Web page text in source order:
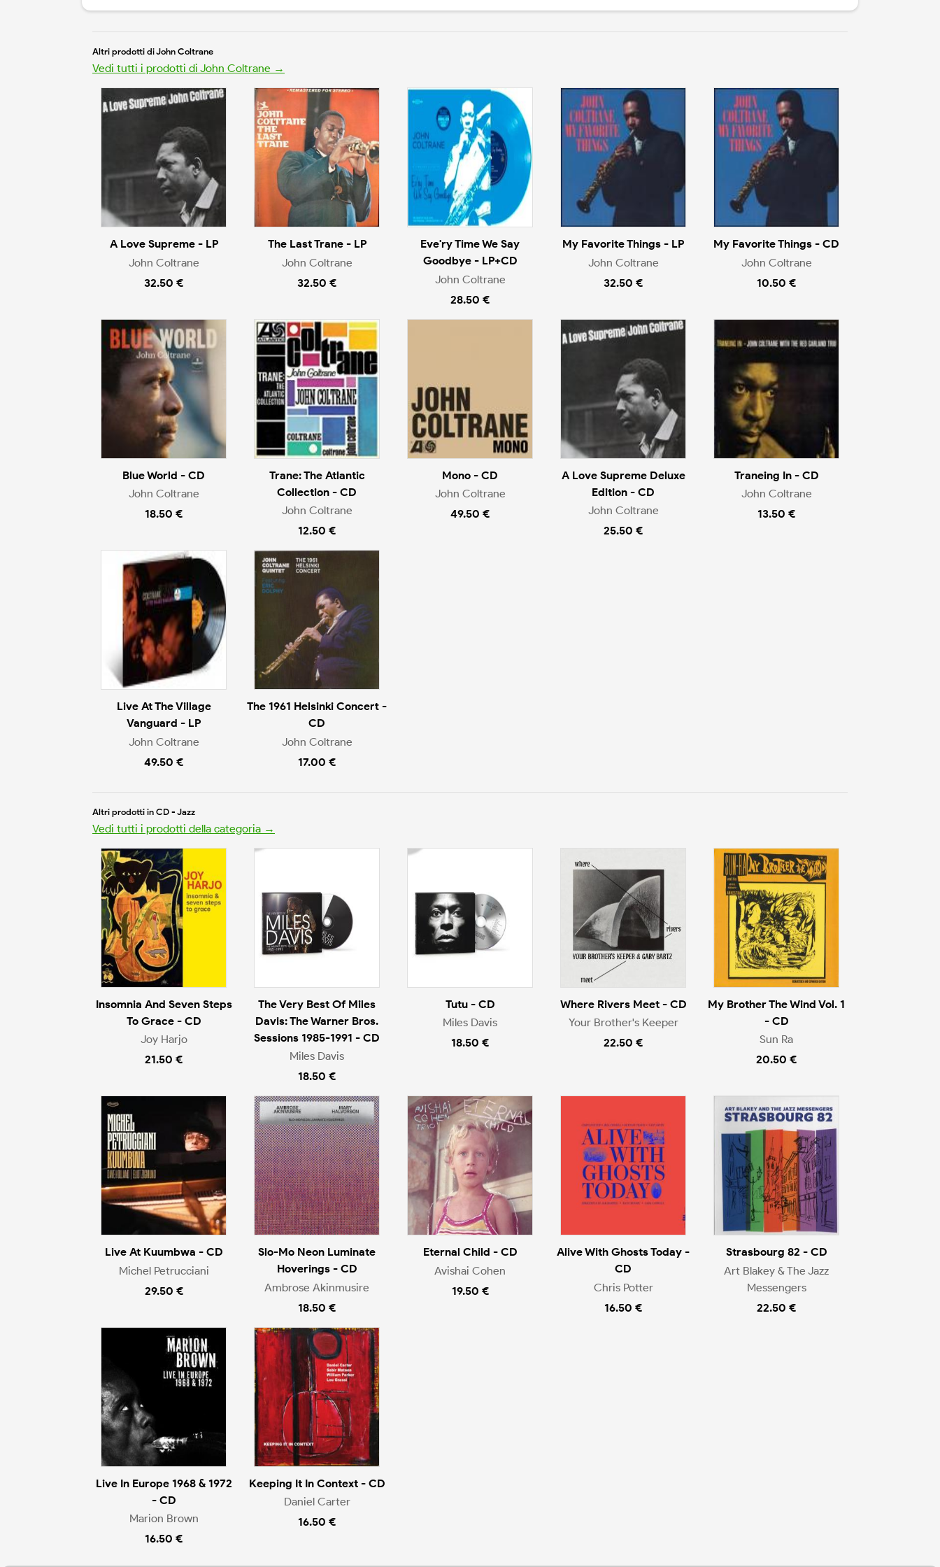
Altri prodotti di John Coltrane
Vedi tutti i prodotti di John Coltrane →
A Love Supreme - LP
John Coltrane
32.50 €
The Last Trane - LP
John Coltrane
32.50 €
Eve'ry Time We Say
Goodbye - LP+CD
John Coltrane
28.50 €
My Favorite Things - LP
John Coltrane
32.50 €
My Favorite Things - CD
John Coltrane
10.50 €
Blue World - CD
John Coltrane
18.50 €
Trane: The Atlantic
Collection - CD
John Coltrane
12.50 €
Mono - CD
John Coltrane
49.50 €
A Love Supreme Deluxe
Edition - CD
John Coltrane
25.50 €
Traneing In - CD
John Coltrane
13.50 €
Live At The Village
Vanguard - LP
John Coltrane
49.50 €
The 1961 Helsinki Concert -
CD
John Coltrane
17.00 €
Altri prodotti in CD - Jazz
Vedi tutti i prodotti della categoria →
Insomnia And Seven Steps
To Grace - CD
Joy Harjo
21.50 €
The Very Best Of Miles
Davis: The Warner Bros.
Sessions 1985-1991 - CD
Miles Davis
18.50 €
Tutu - CD
Miles Davis
18.50 €
Where Rivers Meet - CD
Your Brother's Keeper
22.50 €
My Brother The Wind Vol. 1
- CD
Sun Ra
20.50 €
Live At Kuumbwa - CD
Michel Petrucciani
29.50 €
Slo-Mo Neon Luminate
Hoverings - CD
Ambrose Akinmusire
18.50 €
Eternal Child - CD
Avishai Cohen
19.50 €
Alive With Ghosts Today -
CD
Chris Potter
16.50 €
Strasbourg 82 - CD
Art Blakey & The Jazz
Messengers
22.50 €
Live In Europe 1968 & 1972
- CD
Marion Brown
16.50 €
Keeping It In Context - CD
Daniel Carter
16.50 €